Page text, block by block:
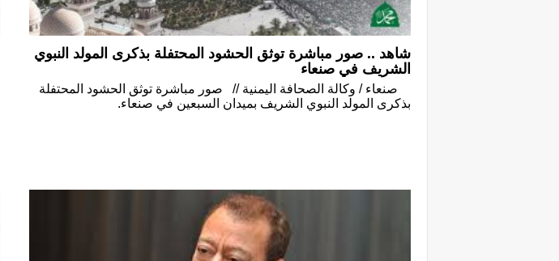
شاهد .. صور مباشرة توثق الحشود المحتفلة بذكرى المولد النبوي
الشريف في صنعاء
صنعاء / وكالة الصحافة اليمنية // صور مباشرة توثق الحشود المحتفلة
بذكرى المولد النبوي الشريف بميدان السبعين في صنعاء.